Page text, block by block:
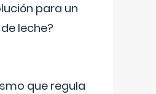
para un
leche?
que regula